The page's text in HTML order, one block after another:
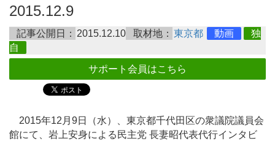
2015.12.9
記事公開日： 2015.12.10 取材地： 東京都 動画
独
自
サポート会員はこちら
2015年12月9日（水）、東京都千代田区の衆議院議員会
館にて、岩上安身による民主党 長妻昭代表代行インタビ